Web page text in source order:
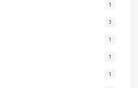
1
3
1
1
1